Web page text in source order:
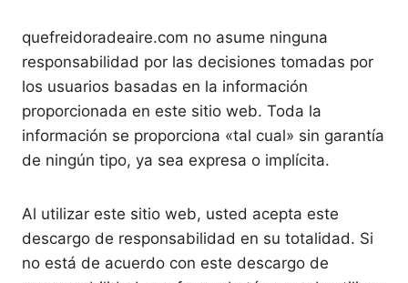
quefreidoradeaire.com no asume ninguna
responsabilidad por las decisiones tomadas por
los usuarios basadas en la información
proporcionada en este sitio web. Toda la
información se proporciona «tal cual» sin garantía
de ningún tipo, ya sea expresa o implícita.
Al utilizar este sitio web, usted acepta este
descargo de responsabilidad en su totalidad. Si
no está de acuerdo con este descargo de